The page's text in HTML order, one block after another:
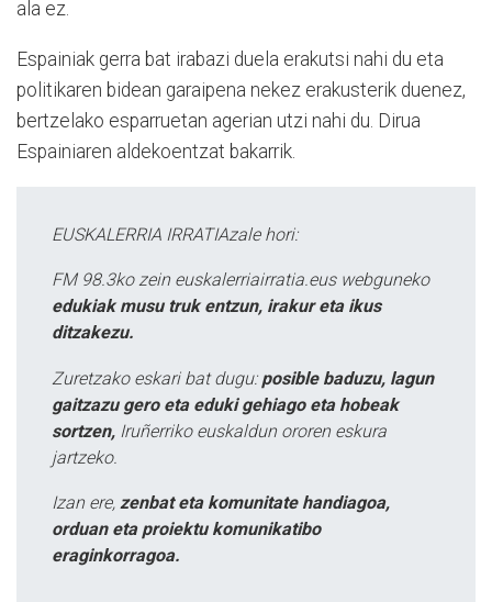
ala ez.
Espainiak gerra bat irabazi duela erakutsi nahi du eta
politikaren bidean garaipena nekez erakusterik duenez,
bertzelako esparruetan agerian utzi nahi du. Dirua
Espainiaren aldekoentzat bakarrik.
EUSKALERRIA IRRATIAzale hori:
FM 98.3ko zein euskalerriairratia.eus webguneko
edukiak musu truk entzun, irakur eta ikus
ditzakezu.
Zuretzako eskari bat dugu: posible baduzu, lagun
gaitzazu gero eta eduki gehiago eta hobeak
sortzen, Iruñerriko euskaldun ororen eskura
jartzeko.
Izan ere, zenbat eta komunitate handiagoa,
orduan eta proiektu komunikatibo
eraginkorragoa.